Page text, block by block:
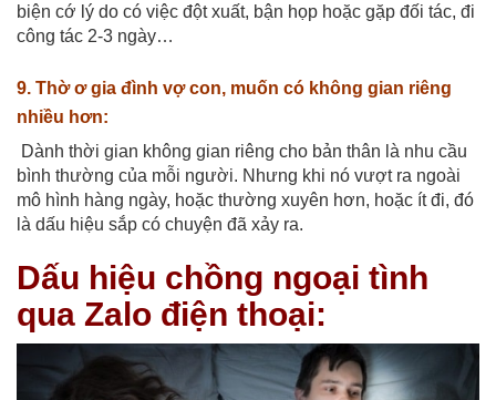
biện cớ lý do có việc đột xuất, bận họp hoặc gặp đối tác, đi
công tác 2-3 ngày…
9. Thờ ơ gia đình vợ con, muốn có không gian riêng
nhiều hơn:
Dành thời gian không gian riêng cho bản thân là nhu cầu
bình thường của mỗi người. Nhưng khi nó vượt ra ngoài
mô hình hàng ngày, hoặc thường xuyên hơn, hoặc ít đi, đó
là dấu hiệu sắp có chuyện đã xảy ra.
Dấu hiệu chồng ngoại tình
qua Zalo điện thoại: